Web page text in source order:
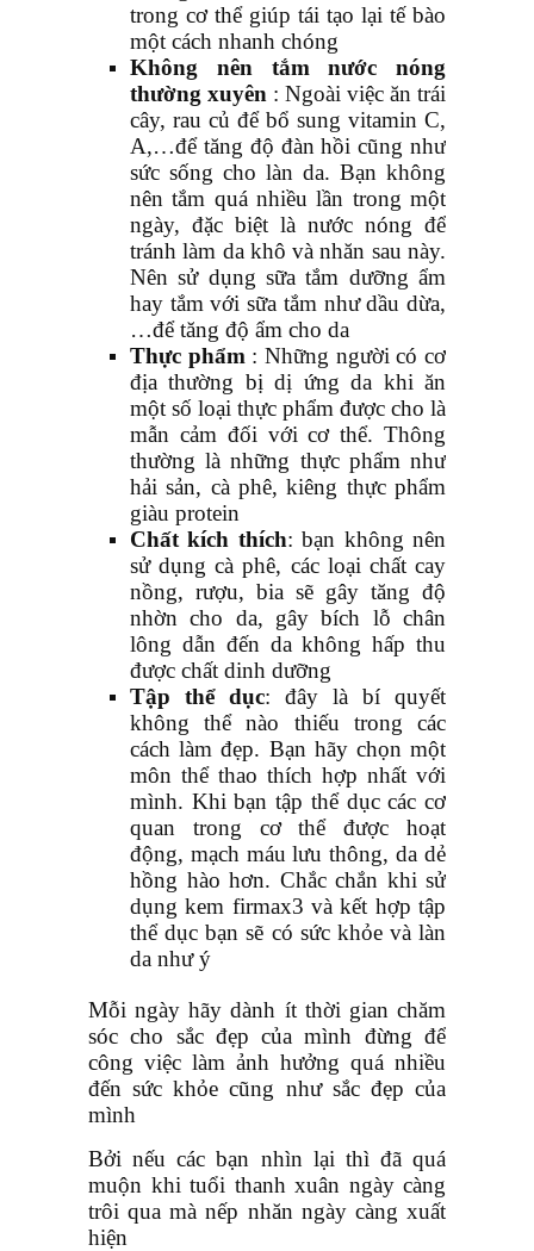
trong cơ thể giúp tái tạo lại tế bào
một cách nhanh chóng
Không nên tắm nước nóng
thường xuyên : Ngoài việc ăn trái
cây, rau củ để bổ sung vitamin C,
A,…để tăng độ đàn hồi cũng như
sức sống cho làn da. Bạn không
nên tắm quá nhiều lần trong một
ngày, đặc biệt là nước nóng để
tránh làm da khô và nhăn sau này.
Nên sử dụng sữa tắm dưỡng ẩm
hay tắm với sữa tắm như dầu dừa,
…để tăng độ ẩm cho da
Thực phẩm : Những người có cơ
địa thường bị dị ứng da khi ăn
một số loại thực phẩm được cho là
mẫn cảm đối với cơ thể. Thông
thường là những thực phẩm như
hải sản, cà phê, kiêng thực phẩm
giàu protein
Chất kích thích: bạn không nên
sử dụng cà phê, các loại chất cay
nồng, rượu, bia sẽ gây tăng độ
nhờn cho da, gây bích lỗ chân
lông dẫn đến da không hấp thu
được chất dinh dưỡng
Tập thể dục: đây là bí quyết
không thể nào thiếu trong các
cách làm đẹp. Bạn hãy chọn một
môn thể thao thích hợp nhất với
mình. Khi bạn tập thể dục các cơ
quan trong cơ thể được hoạt
động, mạch máu lưu thông, da dẻ
hồng hào hơn. Chắc chắn khi sử
dụng kem firmax3 và kết hợp tập
thể dục bạn sẽ có sức khỏe và làn
da như ý
Mỗi ngày hãy dành ít thời gian chăm
sóc cho sắc đẹp của mình đừng để
công việc làm ảnh hưởng quá nhiều
đến sức khỏe cũng như sắc đẹp của
mình
Bởi nếu các bạn nhìn lại thì đã quá
muộn khi tuổi thanh xuân ngày càng
trôi qua mà nếp nhăn ngày càng xuất
hiện